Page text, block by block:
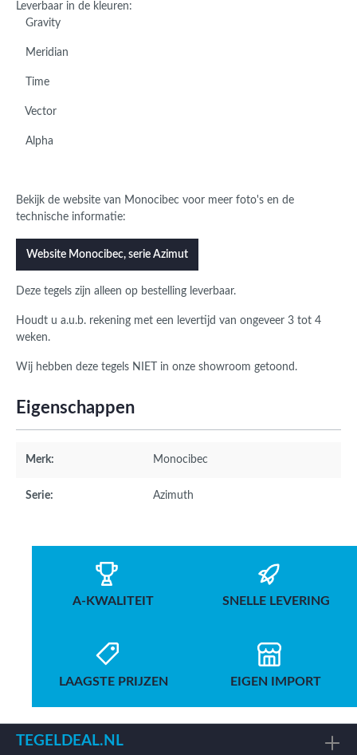
Leverbaar in de kleuren:
Gravity
Meridian
Time
Vector
Alpha
Bekijk de website van Monocibec voor meer foto's en de
technische informatie:
Website Monocibec, serie Azimut
Deze tegels zijn alleen op bestelling leverbaar.
Houdt u a.u.b. rekening met een levertijd van ongeveer 3 tot 4
weken.
Wij hebben deze tegels NIET in onze showroom getoond.
Eigenschappen
Merk: Monocibec
Serie: Azimuth
A-KWALITEIT SNELLE LEVERING
LAAGSTE PRIJZEN EIGEN IMPORT
TEGELDEAL.NL